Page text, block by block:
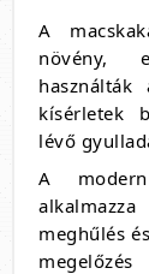
A
növény,
kísérletek
lévő
A
meghűlés